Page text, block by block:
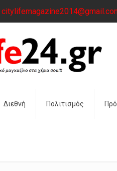
Διεθνή Πολιτισμός